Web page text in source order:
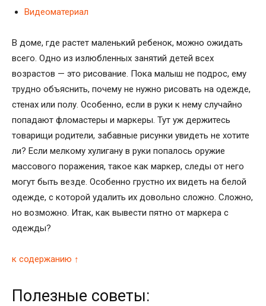
Видеоматериал
В доме, где растет маленький ребенок, можно ожидать
всего. Одно из излюбленных занятий детей всех
возрастов — это рисование. Пока малыш не подрос, ему
трудно объяснить, почему не нужно рисовать на одежде,
стенах или полу. Особенно, если в руки к нему случайно
попадают фломастеры и маркеры. Тут уж держитесь
товарищи родители, забавные рисунки увидеть не хотите
ли? Если мелкому хулигану в руки попалось оружие
массового поражения, такое как маркер, следы от него
могут быть везде. Особенно грустно их видеть на белой
одежде, с которой удалить их довольно сложно. Сложно,
но возможно. Итак, как вывести пятно от маркера c
одежды?
к содержанию ↑
Полезные советы: